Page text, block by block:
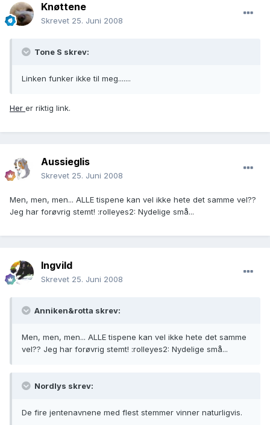
Knøttene
Skrevet 25. Juni 2008
Tone S skrev:
Linken funker ikke til meg.......
Her er riktig link.
Aussieglis
Skrevet 25. Juni 2008
Men, men, men... ALLE tispene kan vel ikke hete det samme vel??
Jeg har forøvrig stemt! :rolleyes2: Nydelige små...
Ingvild
Skrevet 25. Juni 2008
Anniken&rotta skrev:
Men, men, men... ALLE tispene kan vel ikke hete det samme
vel?? Jeg har forøvrig stemt! :rolleyes2: Nydelige små...
Nordlys skrev:
De fire jentenavnene med flest stemmer vinner naturligvis.